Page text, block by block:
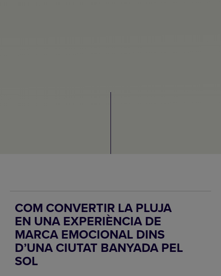
COM CONVERTIR LA PLUJA
EN UNA EXPERIÈNCIA DE
MARCA EMOCIONAL DINS
D’UNA CIUTAT BANYADA PEL
SOL